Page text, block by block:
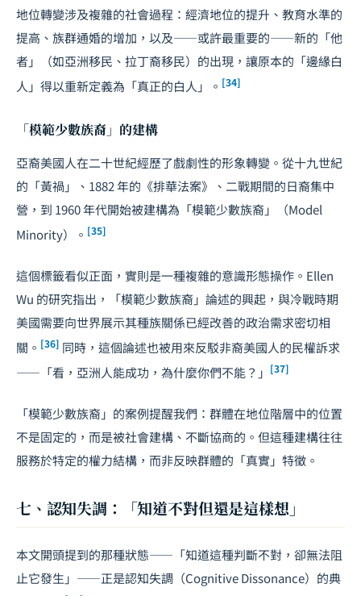
地位轉變涉及複雜的社會過程：經濟地位的提升、教育水準的
提高、族群通婚的增加，以及——或許最重要的——新的「他
者」（如亞洲移民、拉丁裔移民）的出現，讓原本的「邊緣白
人」得以重新定義為「真正的白人」。 [34]
「模範少數族裔」的建構
亞裔美國人在二十世紀經歷了戲劇性的形象轉變。從十九世紀
的「黃禍」、1882 年的《排華法案》、二戰期間的日裔集中
營，到 1960 年代開始被建構為「模範少數族裔」（Model
Minority）。 [35]
這個標籤看似正面，實則是一種複雜的意識形態操作。Ellen
Wu 的研究指出，「模範少數族裔」論述的興起，與冷戰時期
美國需要向世界展示其種族關係已經改善的政治需求密切相
關。 [36] 同時，這個論述也被用來反駁非裔美國人的民權訴求
——「看，亞洲人能成功，為什麼你們不能？」 [37]
「模範少數族裔」的案例提醒我們：群體在地位階層中的位置
不是固定的，而是被社會建構、不斷協商的。但這種建構往往
服務於特定的權力結構，而非反映群體的「真實」特徵。
七、認知失調：「知道不對但還是這樣想」
本文開頭提到的那種狀態——「知道這種判斷不對，卻無法阻
止它發生」——正是認知失調（Cognitive Dissonance）的典